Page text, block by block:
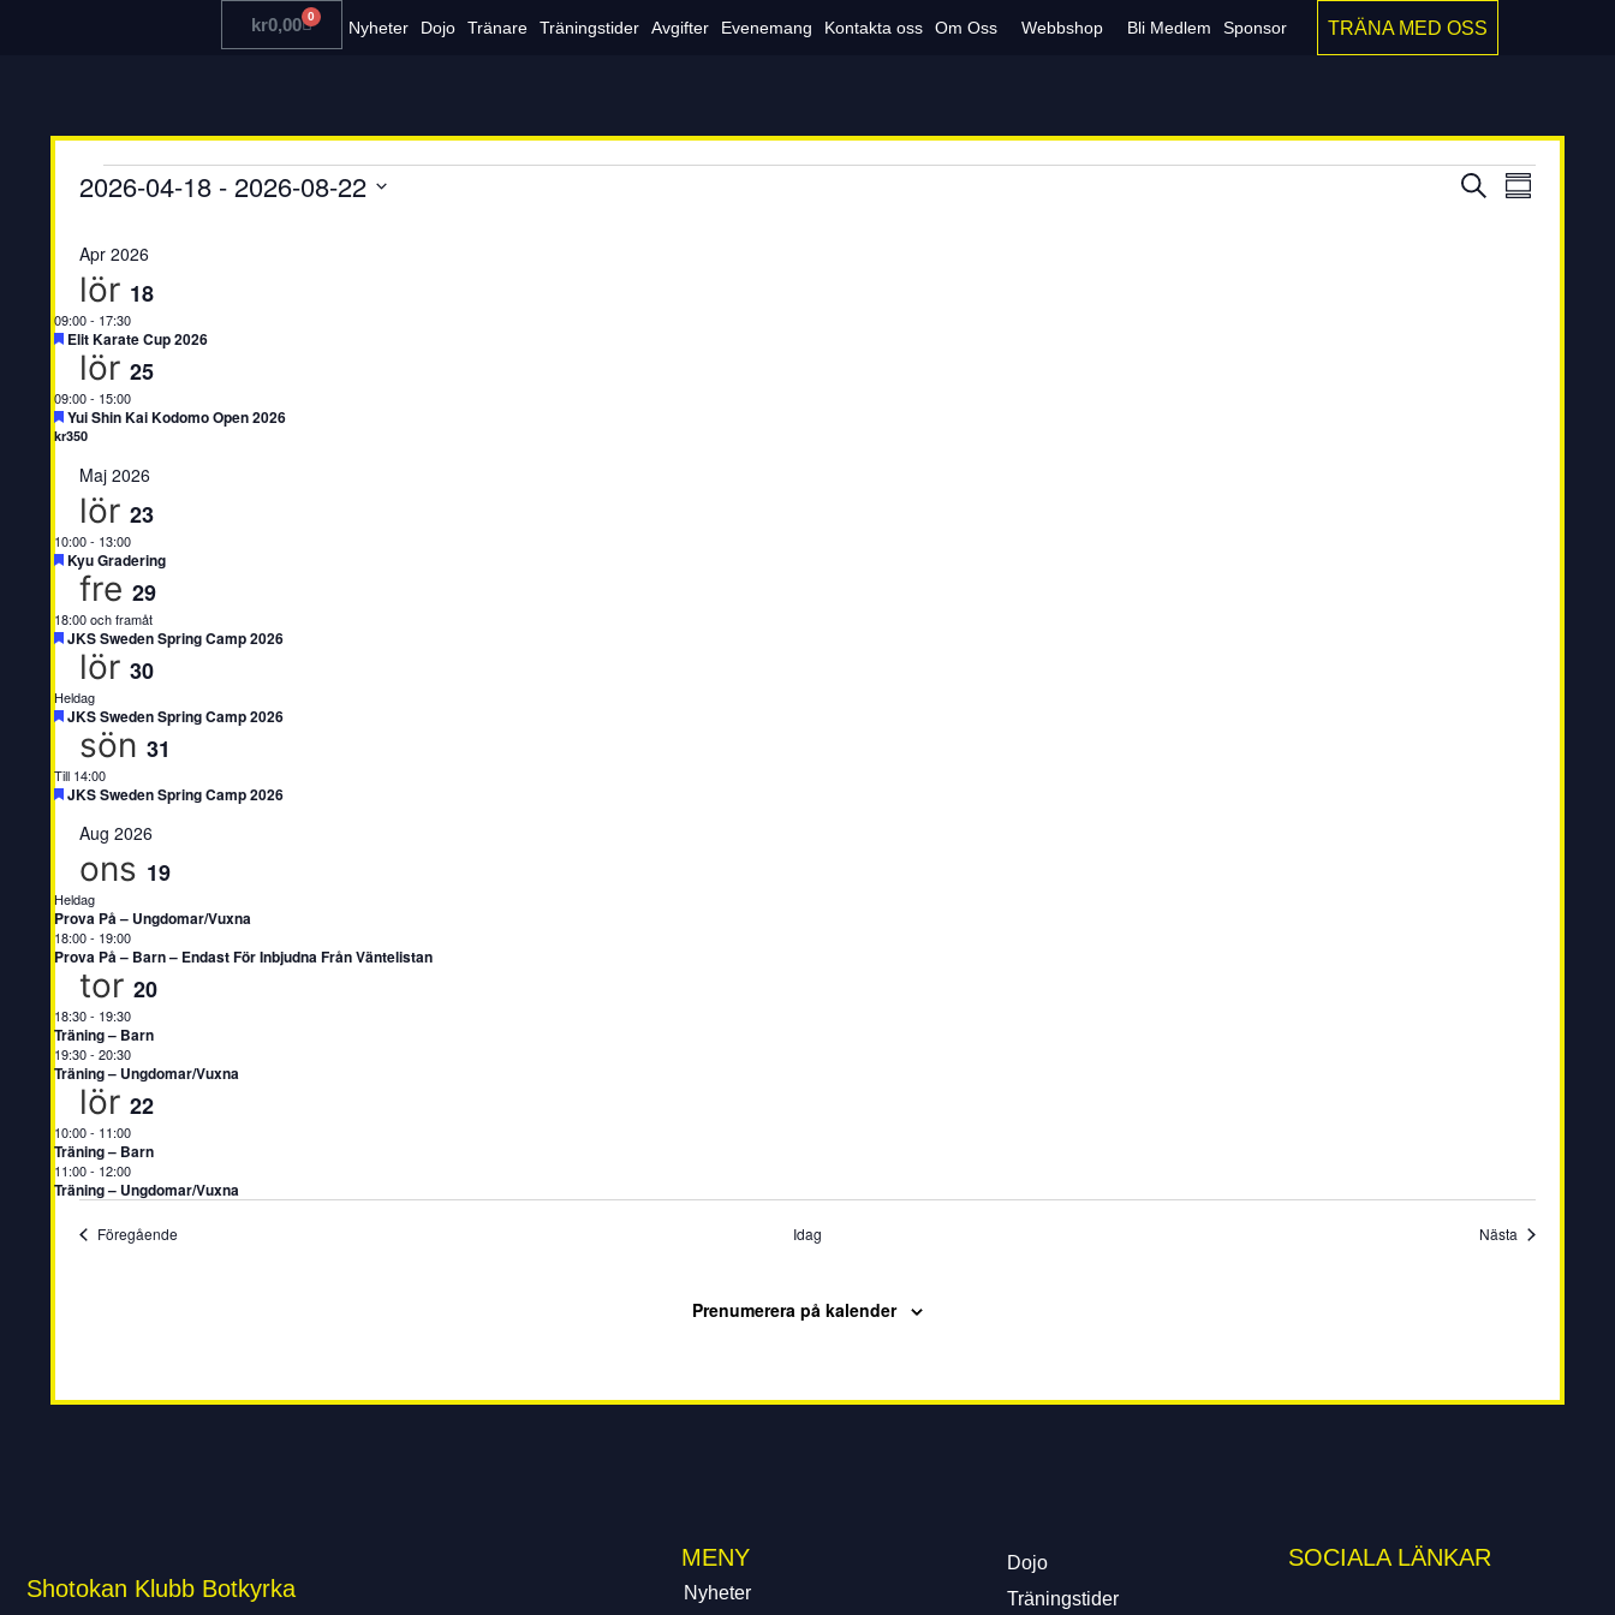
kr0,00 0
Nyheter Dojo Tränare Träningstider Avgifter Evenemang Kontakta oss Om Oss Webbshop Bli Medlem Sponsor TRÄNA MED OSS
Sök
2026-04-18 - 2026-08-22
Apr 2026
lör 18
09:00- 17:30
Uppmärksammad
Elit Karate Cup 2026
lör 25
09:00- 15:00
Uppmärksammad
Yui Shin Kai Kodomo Open 2026
kr350
Maj 2026
lör 23
10:00- 13:00
Uppmärksammad
Kyu Gradering
fre 29
18:00 och framåt
Uppmärksammad
JKS Sweden Spring Camp 2026
lör 30
Heldag
Uppmärksammad
JKS Sweden Spring Camp 2026
sön 31
Till 14:00
Uppmärksammad
JKS Sweden Spring Camp 2026
Aug 2026
ons 19
Heldag
Prova På – Ungdomar/Vuxna
18:00- 19:00
Prova På – Barn – Endast För Inbjudna Från Väntelistan
tor 20
18:30- 19:30
Träning – Barn
19:30- 20:30
Träning – Ungdomar/Vuxna
lör 22
10:00- 11:00
Träning – Barn
11:00- 12:00
Träning – Ungdomar/Vuxna
Föregående Idag NästaEvenemang
Prenumerera på kalender
Shotokan Klubb Botkyrka
MENY
Nyheter
Dojo
Träningstider
SOCIALA LÄNKAR